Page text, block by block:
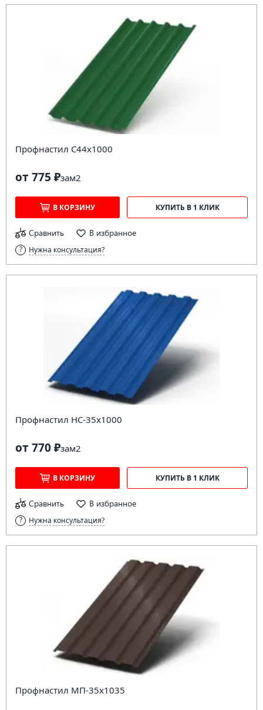
Профнастил С44х1000
от 775 ₽зам2
В КОРЗИНУ КУПИТЬ В 1 КЛИК
Сравнить В избранное
Нужна консультация?
Профнастил НС-35х1000
от 770 ₽зам2
В КОРЗИНУ КУПИТЬ В 1 КЛИК
Сравнить В избранное
Нужна консультация?
Профнастил МП-35х1035